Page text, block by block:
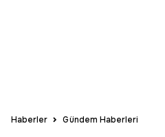
Haberler Gündem Haberleri